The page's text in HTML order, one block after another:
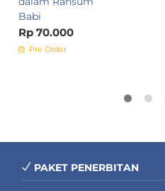
Babi
Rp 70.000
Pre Order
PAKET PENERBITAN